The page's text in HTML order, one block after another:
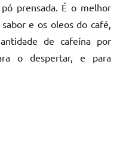
prensada. É o melhor
e os oleos do café,
de cafeína por
o despertar, e para